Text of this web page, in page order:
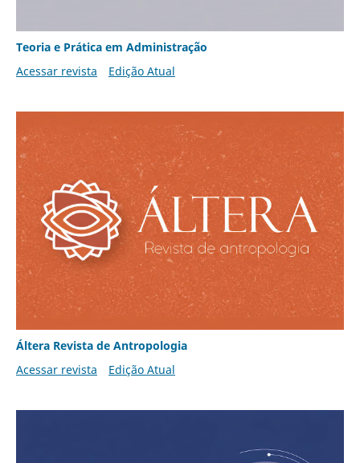
Teoria e Prática em Administração
Acessar revista
Edição Atual
Áltera Revista de Antropologia
Acessar revista
Edição Atual